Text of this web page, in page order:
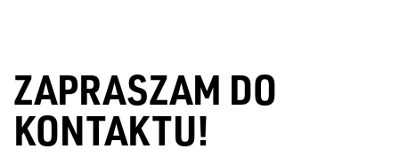
ZAPRASZAM DO
KONTAKTU!